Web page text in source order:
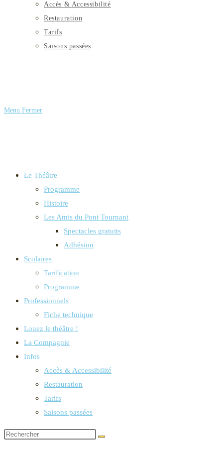
Accès & Accessibilité
Restauration
Tarifs
Saisons passées
Menu Fermer
Le Théâtre
Programme
Histoire
Les Amis du Pont Tournant
Spectacles gratuits
Adhésion
Scolaires
Tarification
Programme
Professionnels
Fiche technique
Louez le théâtre !
La Compagnie
Infos
Accès & Accessibilité
Restauration
Tarifs
Saisons passées